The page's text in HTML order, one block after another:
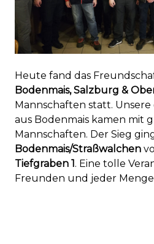
Heute fand das
Bodenmais, Salzburg &
Mannschaften statt.
aus Bodenmais kamen mit
Mannschaften. Der Sieg
Bodenmais/Straßwalchen
Tiefgraben 1 . Eine tolle
Freunden und jeder Menge